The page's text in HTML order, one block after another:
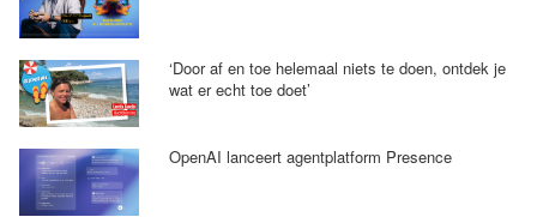
‘Door af en toe helemaal niets te doen, ontdek je
wat er echt toe doet’
OpenAI lanceert agentplatform Presence